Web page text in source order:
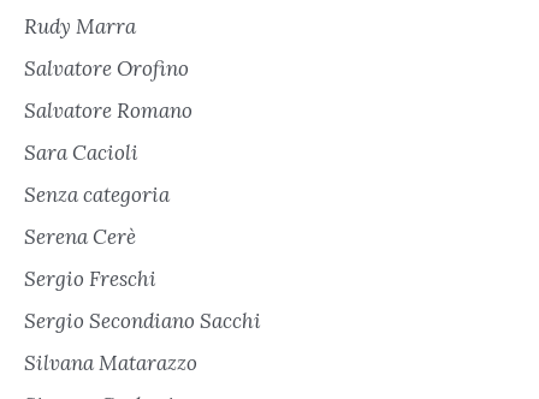
Rudy Marra
Salvatore Orofino
Salvatore Romano
Sara Cacioli
Senza categoria
Serena Cerè
Sergio Freschi
Sergio Secondiano Sacchi
Silvana Matarazzo